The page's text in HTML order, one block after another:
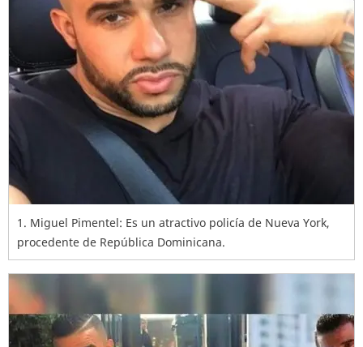
1. Miguel Pimentel: Es un atractivo policía de Nueva York,
procedente de República Dominicana.